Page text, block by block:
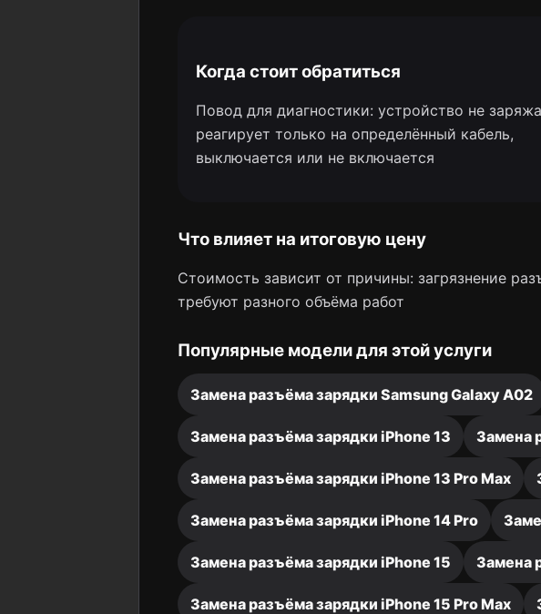
Когда стоит обратиться
Повод для диагностики: устройство не
реагирует только на определённый кабель,
выключается или не включается
Что влияет на итоговую цену
Стоимость зависит от причины: загрязнение
требуют разного объёма работ
Популярные модели для этой услуги
Замена разъёма зарядки Samsung Galaxy A02
Замена разъёма зарядки iPhone 13 Замена
Замена разъёма зарядки iPhone 13 Pro Max
Замена разъёма зарядки iPhone 14 Pro
Замена разъёма зарядки iPhone 15 Замена
Замена разъёма зарядки iPhone 15 Pro Max